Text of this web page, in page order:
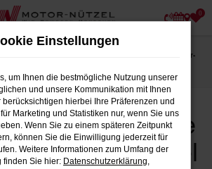
0
Toyota Proace Fahrzeuge für Fulda bei Motor-
Fahrzeuge
bei Motor-Nützel
Einstellungen
um Ihnen die bestmögliche Nutzung unserer
und unsere Kommunikation mit Ihnen
berücksichtigen hierbei Ihre Präferenzen und
Marketing und Statistiken nur, wenn Sie uns
Wenn Sie zu einem späteren Zeitpunkt
können Sie die Einwilligung jederzeit für
Weitere Informationen zum Umfang der
finden Sie hier: Datenschutzerklärung,